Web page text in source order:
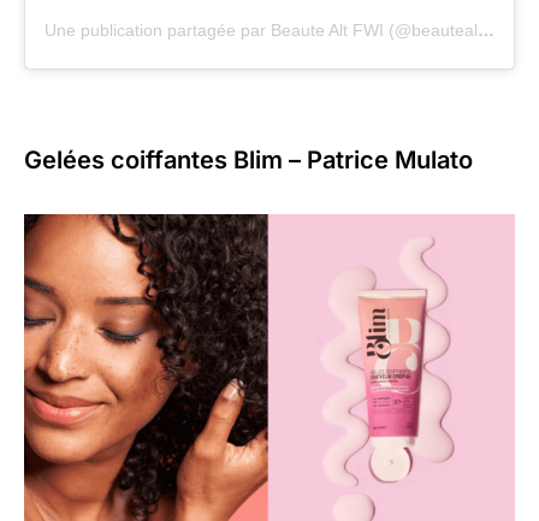
Une publication partagée par Beaute Alt FWI (@beautealternative_fwi)
Gelées coiffantes Blim – Patrice Mulato